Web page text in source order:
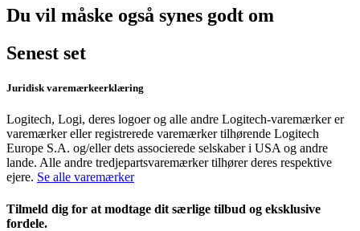
Du vil måske også synes godt om
Senest set
Juridisk varemærkeerklæring
Logitech, Logi, deres logoer og alle andre Logitech-varemærker er
varemærker eller registrerede varemærker tilhørende Logitech
Europe S.A. og/eller dets associerede selskaber i USA og andre
lande. Alle andre tredjepartsvaremærker tilhører deres respektive
ejere. Se alle varemærker
Tilmeld dig for at modtage dit særlige tilbud og eksklusive
fordele.